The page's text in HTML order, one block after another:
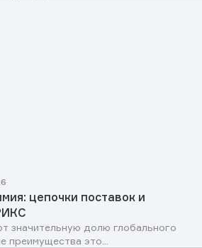
цепочки поставок и
значительную долю глобального
преимущества это...